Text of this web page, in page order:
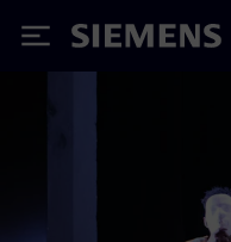
Siemens